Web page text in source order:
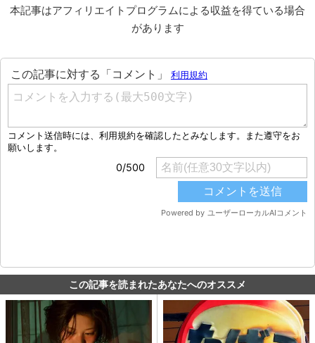
本記事はアフィリエイトプログラムによる収益を得ている場合
があります
この記事を読まれたあなたへのオススメ